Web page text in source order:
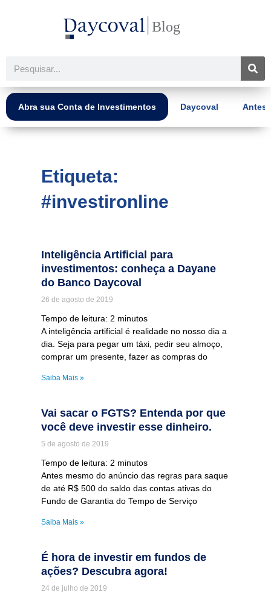
Pesquisar
Abra sua Conta de Investimentos Daycoval Antes
Etiqueta:
#investironline
Inteligência Artificial para
investimentos: conheça a Dayane
do Banco Daycoval
26 de agosto de 2019
Tempo de leitura: 2 minutos
A inteligência artificial é realidade no nosso dia a
dia. Seja para pegar um táxi, pedir seu almoço,
comprar um presente, fazer as compras do
Saiba Mais »
Vai sacar o FGTS? Entenda por que
você deve investir esse dinheiro.
5 de agosto de 2019
Tempo de leitura: 2 minutos
Antes mesmo do anúncio das regras para saque
de até R$ 500 do saldo das contas ativas do
Fundo de Garantia do Tempo de Serviço
Saiba Mais »
É hora de investir em fundos de
ações? Descubra agora!
24 de julho de 2019